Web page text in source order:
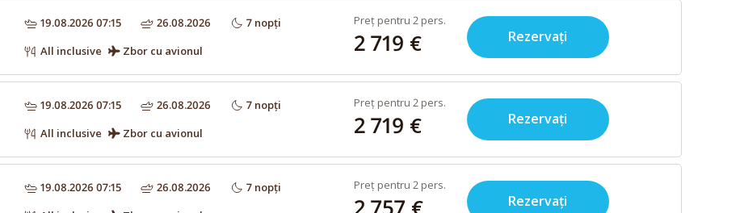
19.08.2026 07:15 26.08.2026
7 nopți
All inclusive
Zbor cu avionul
Preț pentru 2 pers.
2 719 € Rezervați
19.08.2026 07:15 26.08.2026
7 nopți
All inclusive
Zbor cu avionul
Preț pentru 2 pers.
2 719 € Rezervați
19.08.2026 07:15 26.08.2026
7 nopți
Preț pentru 2 pers.
Rezervați